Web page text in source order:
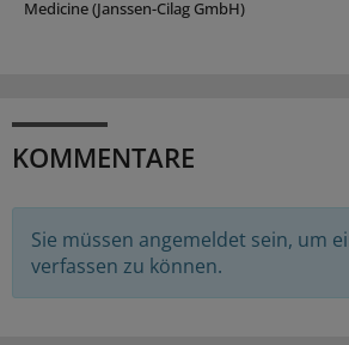
Medicine (Janssen-Cilag GmbH)
KOMMENTARE
Sie müssen angemeldet sein, um
verfassen zu können.